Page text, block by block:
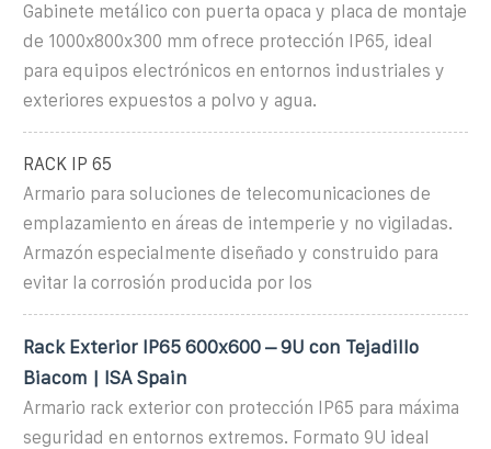
Gabinete metálico con puerta opaca y placa de montaje
de 1000x800x300 mm ofrece protección IP65, ideal
para equipos electrónicos en entornos industriales y
exteriores expuestos a polvo y agua.
RACK IP 65
Armario para soluciones de telecomunicaciones de
emplazamiento en áreas de intemperie y no vigiladas.
Armazón especialmente diseñado y construido para
evitar la corrosión producida por los
Rack Exterior IP65 600x600 – 9U con Tejadillo
Biacom | ISA Spain
Armario rack exterior con protección IP65 para máxima
seguridad en entornos extremos. Formato 9U ideal